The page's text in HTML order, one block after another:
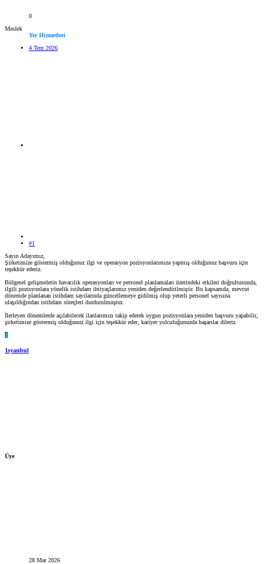
0
Meslek
Yer Hizmetleri
4 Tem 2026
#1
Sayın Adayımız,
Şirketimize göstermiş olduğunuz ilgi ve operasyon pozisyonlarımıza yapmış olduğunuz başvuru için
teşekkür ederiz.
Bölgesel gelişmelerin havacılık operasyonları ve personel planlamaları üzerindeki etkileri doğrultusunda,
ilgili pozisyonlara yönelik istihdam ihtiyaçlarımız yeniden değerlendirilmiştir. Bu kapsamda, mevcut
dönemde planlanan istihdam sayılarında güncellemeye gidilmiş olup yeterli personel sayısına
ulaşıldığından istihdam süreçleri durdurulmuştur.
İlerleyen dönemlerde açılabilecek ilanlarımızı takip ederek uygun pozisyonlara yeniden başvuru yapabilir,
şirketimize göstermiş olduğunuz ilgi için teşekkür eder, kariyer yolculuğunuzda başarılar dileriz.
1
1syanbul
Üye
28 Mar 2026